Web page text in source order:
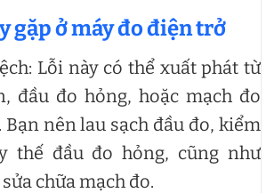
gặp ở máy đo điện trở
Lỗi này có thể xuất phát từ
đầu đo hỏng, hoặc mạch đo
Bạn nên lau sạch đầu đo, kiểm
thế đầu đo hỏng, cũng như
chữa mạch đo.